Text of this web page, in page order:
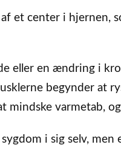
et center i hjernen,
eller en ændring i
begynder at
mindske varmetab,
i sig selv,